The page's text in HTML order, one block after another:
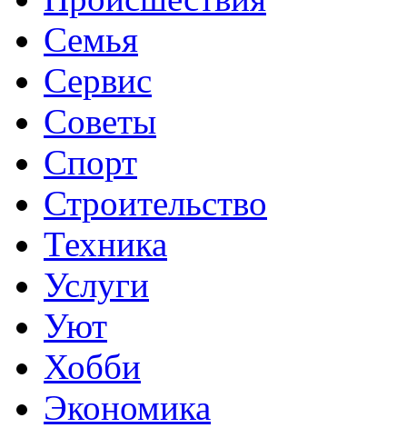
Семья
Сервис
Советы
Спорт
Строительство
Техника
Услуги
Уют
Хобби
Экономика